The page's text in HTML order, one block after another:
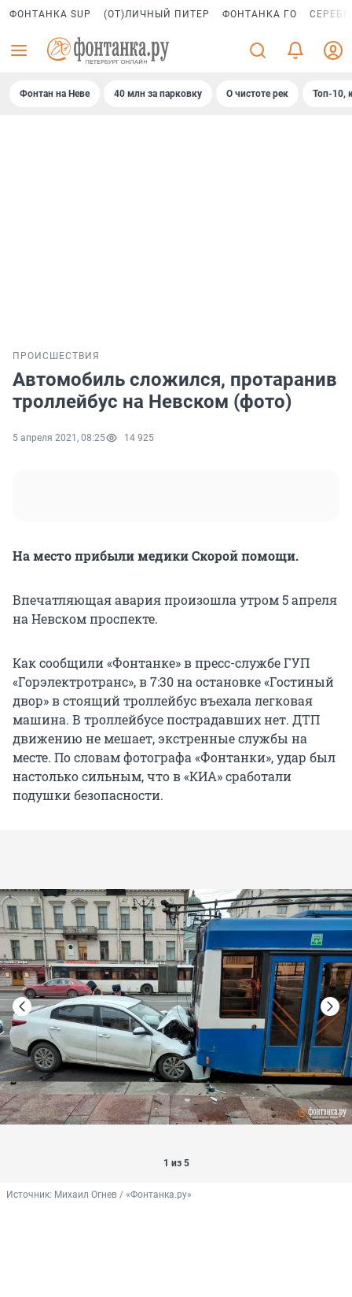
ФОНТАНКА SUP (ОТ)ЛИЧНЫЙ ПИТЕР ФОНТАНКА ГО
Фонтан на Неве 40 млн за парковку О чистоте рек Топ-10,
ПРОИСШЕСТВИЯ
Автомобиль сложился, протаранив
троллейбус на Невском (фото)
5 апреля 2021, 08:25 14 925
На место прибыли медики Скорой помощи.
Впечатляющая авария произошла утром 5 апреля
на Невском проспекте.
Как сообщили «Фонтанке» в пресс-службе ГУП
«Горэлектротранс», в 7:30 на остановке «Гостиный
двор» в стоящий троллейбус въехала легковая
машина. В троллейбусе пострадавших нет. ДТП
движению не мешает, экстренные службы на
месте. По словам фотографа «Фонтанки», удар был
настолько сильным, что в «КИА» сработали
подушки безопасности.
1 из 5
Источник: Михаил Огнев / «Фонтанка.ру»